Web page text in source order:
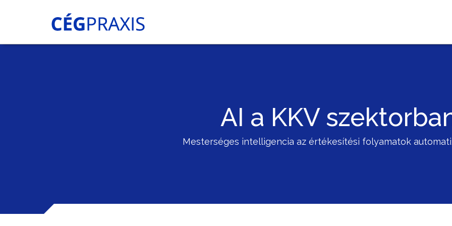
AI a KKV
Mesterséges intelligencia az értékesítési folyamatok